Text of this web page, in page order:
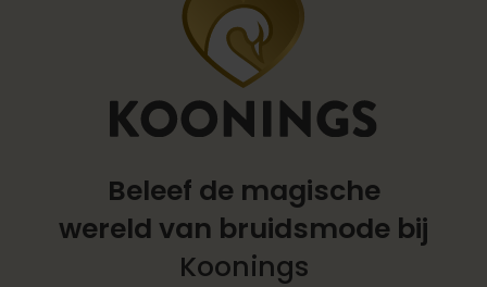
Beleef de magische
wereld van bruidsmode bij
Koonings